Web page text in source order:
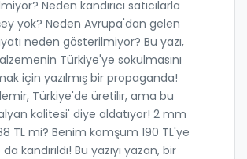
Neden kandırıcı satıcılarla
yok? Neden Avrupa'dan gelen
neden gösterilmiyor? Bu yazı,
Türkiye'ye sokulmasını
için yazılmış bir propaganda!
Türkiye'de üretilir, ama bu
kalitesi' diye aldatıyor! 2 mm
TL mi? Benim komşum 190 TL'ye
kandırıldı! Bu yazıyı yazan, bir